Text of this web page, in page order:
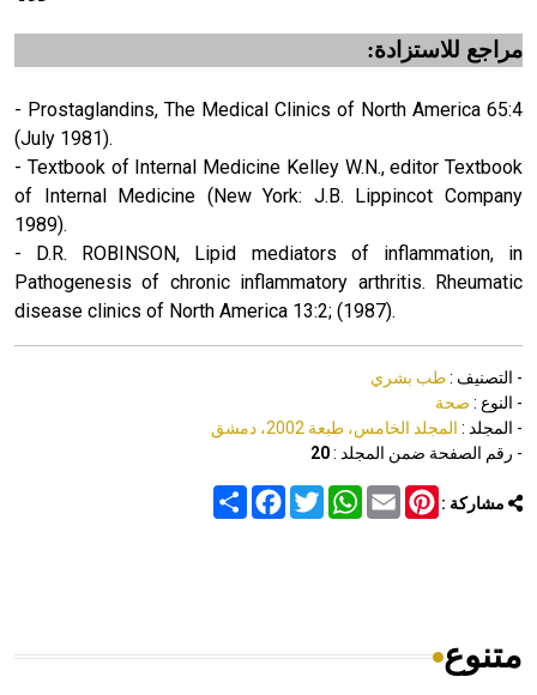
مراجع للاستزادة:
- Prostaglandins, The Medical Clinics of North America 65:4
(July 1981).
- Textbook of Internal Medicine Kelley W.N., editor Textbook
of Internal Medicine (New York: J.B. Lippincot Company
1989).
- D.R. ROBINSON, Lipid mediators of inflammation, in
Pathogenesis of chronic inflammatory arthritis. Rheumatic
disease clinics of North America 13:2; (1987).
- التصنيف :طب بشري
- النوع : صحة
- المجلد : المجلد الخامس، طبعة 2002، دمشق
- رقم الصفحة ضمن المجلد :20
مشاركة : Share
FacebookTwitter
WhatsAppEmail
Pinterest
متنوع